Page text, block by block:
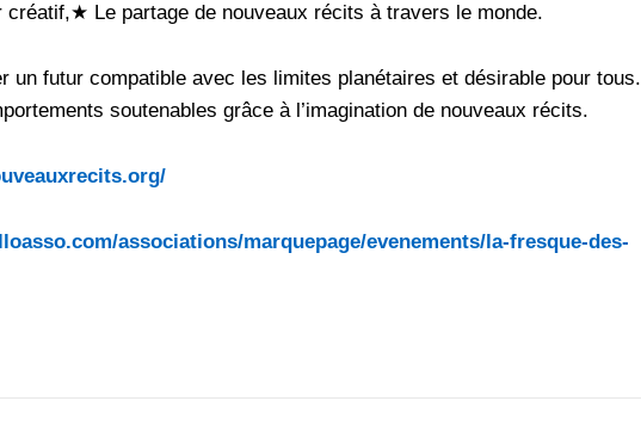
Le partage de nouveaux récits à travers le monde.
un futur compatible avec les limites planétaires et désirable pour tous.
soutenables grâce à l’imagination de nouveaux récits.
associations/marquepage/evenements/la-fresque-des-